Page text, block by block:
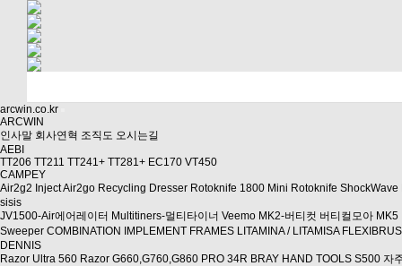
arcwin.co.kr
ARCWIN
인사말 회사연혁 조직도 오시는길
AEBI
TT206 TT211 TT241+ TT281+ EC170 VT450
CAMPEY
Air2g2 InjectAir2go Recycling Dresser Rotoknife 1800 Mini Rotoknife ShockWave
sisis
JV1500-Air에어레이터 Multitiners-멀티타이너 Veemo MK2-버티컷 버티컬모아 MK5
Sweeper COMBINATION IMPLEMENT FRAMES LITAMINA / LITAMISA
DENNIS
Razor Ultra 560 Razor G660,G760,G860 PRO 34R BRAY HAND TOOLS S500 자